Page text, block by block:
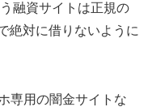
融資サイトは正規の
絶対に借りないように
専用の闇金サイトな